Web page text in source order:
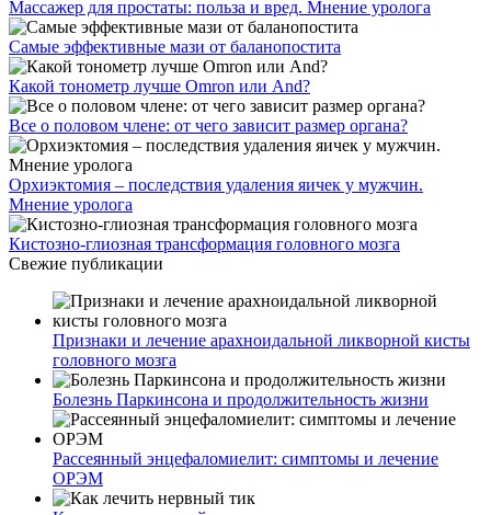
Массажер для простаты: польза и вред. Мнение уролога
Самые эффективные мази от баланопостита
Какой тонометр лучше Omron или And?
Все о половом члене: от чего зависит размер органа?
Орхиэктомия – последствия удаления яичек у мужчин.
Мнение уролога
Кистозно-глиозная трансформация головного мозга
Свежие публикации
Признаки и лечение арахноидальной ликворной кисты
головного мозга
Болезнь Паркинсона и продолжительность жизни
Рассеянный энцефаломиелит: симптомы и лечение
ОРЭМ